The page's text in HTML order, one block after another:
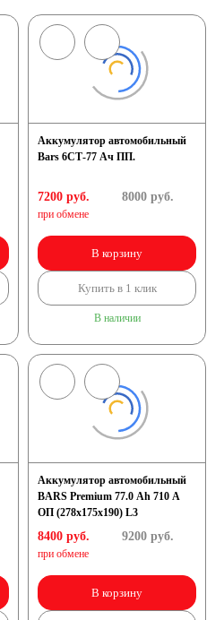
Аккумулятор автомобильный
Bars 6СТ-77 Ач ПП.
7200 руб.
при обмене
8000руб.
В корзину
Купить в 1 клик
В наличии
Аккумулятор автомобильный
BARS Premium 77.0 Ah 710 A
ОП (278х175х190) L3
8400 руб.
при обмене
9200руб.
В корзину